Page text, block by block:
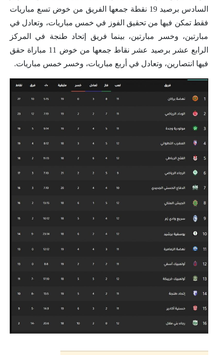
السادس برصيد 19 نقطة جمعها الفريق من خوض تسع مباريات
فقط تمكن فيها من تحقيق الفوز في خمس مباريات، وتعادل في
مبارتين، وخسر مبارتين، بينما فريق إتحاد طنجة في المركز
الرابع عشر برصيد عشر نقاط جمعها من خوض 11 مباراة حقق
فيها انتصارين، وتعادل في أربع مباريات، وخسر خمس مباريات.